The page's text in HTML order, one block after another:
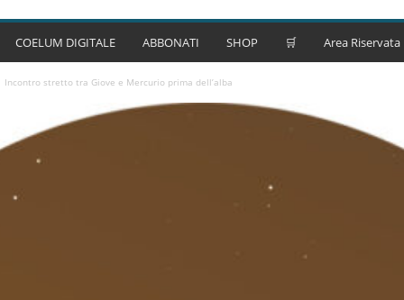
COELUM DIGITALE ABBONATI SHOP 🛒 Area Riservata
Incontro stretto tra Giove e Mercurio prima dell’alba